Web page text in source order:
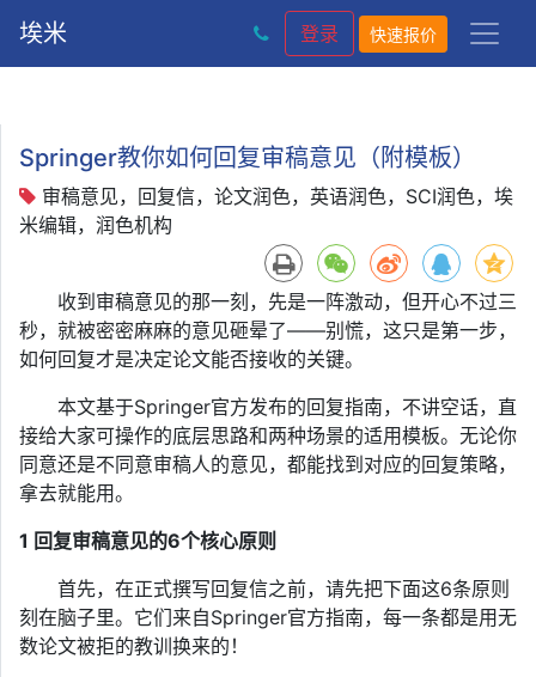
埃米 登录 快速报价
Springer教你如何回复审稿意见（附模板）
审稿意见，回复信，论文润色，英语润色，SCI润色，埃
米编辑，润色机构
收到审稿意见的那一刻，先是一阵激动，但开心不过三
秒，就被密密麻麻的意见砸晕了——别慌，这只是第一步，
如何回复才是决定论文能否接收的关键。
本文基于Springer官方发布的回复指南，不讲空话，直
接给大家可操作的底层思路和两种场景的适用模板。无论你
同意还是不同意审稿人的意见，都能找到对应的回复策略，
拿去就能用。
1 回复审稿意见的6个核心原则
首先，在正式撰写回复信之前，请先把下面这6条原则
刻在脑子里。它们来自Springer官方指南，每一条都是用无
数论文被拒的教训换来的！